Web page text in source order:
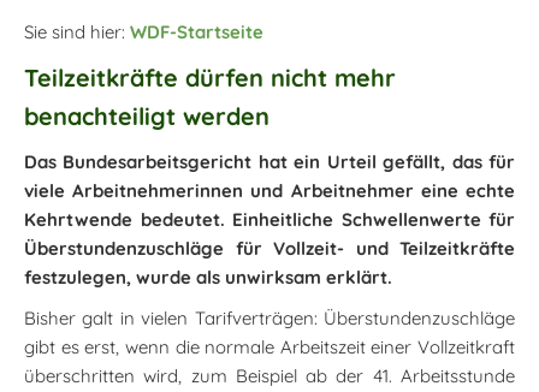
Sie sind hier: WDF-Startseite
Teilzeitkräfte dürfen nicht mehr
benachteiligt werden
Das Bundesarbeitsgericht hat ein Urteil gefällt, das für
viele Arbeitnehmerinnen und Arbeitnehmer eine echte
Kehrtwende bedeutet. Einheitliche Schwellenwerte für
Überstundenzuschläge für Vollzeit- und Teilzeitkräfte
festzulegen, wurde als unwirksam erklärt.
Bisher galt in vielen Tarifverträgen: Überstundenzuschläge
gibt es erst, wenn die normale Arbeitszeit einer Vollzeitkraft
überschritten wird, zum Beispiel ab der 41. Arbeitsstunde